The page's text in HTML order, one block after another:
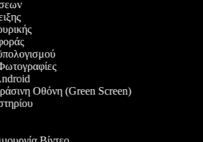
Οθόνη (Green Screen)